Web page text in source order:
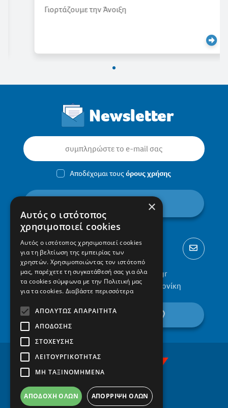
Γιορτάζουμε την Άνοιξη
Newsletter
Αποδέχομαι τουςόρους χρήσης
2310 300002
info@protypa.gr
Ελαιώνες Πυλαίας, 555 36, Θεσσαλονίκη
βρείτε μας στον χάρτη
×
Αυτός ο ιστότοπος
χρησιμοποιεί cookies
Αυτός ο ιστότοπος χρησιμοποιεί cookies
για τη βελτίωση της εμπειρίας των
χρηστών. Χρησιμοποιώντας τον ιστότοπό
μας, παρέχετε τη συγκατάθεσή σας για όλα
τα cookies σύμφωνα με την Πολιτική μας
για τα cookies. Διαβάστε περισσότερα
ΑΠΟΛΎΤΩΣ ΑΠΑΡΑΊΤΗΤΑ
ΑΠΌΔΟΣΗΣ
ΣΤΌΧΕΥΣΗΣ
ΛΕΙΤΟΥΡΓΙΚΌΤΗΤΑΣ
ΜΗ ΤΑΞΙΝΟΜΗΜΈΝΑ
ΑΠΟΔΟΧΉ ΌΛΩΝ ΑΠΌΡΡΙΨΗ ΌΛΩΝ